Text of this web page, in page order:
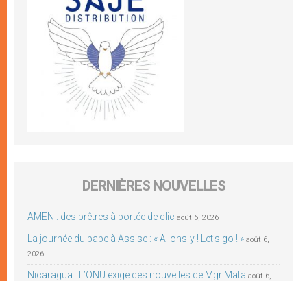
DERNIÈRES NOUVELLES
AMEN : des prêtres à portée de clic août 6, 2026
La journée du pape à Assise : « Allons-y ! Let’s go ! » août 6,
2026
Nicaragua : L’ONU exige des nouvelles de Mgr Mata août 6,